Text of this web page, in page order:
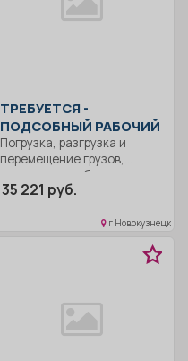
ТРЕБУЕТСЯ -
ПОДСОБНЫЙ РАБОЧИЙ
Погрузка, разгрузка и
перемещение грузов,
материалов, оборудования
Уборка территории...
35 221 руб.
г Новокузнецк